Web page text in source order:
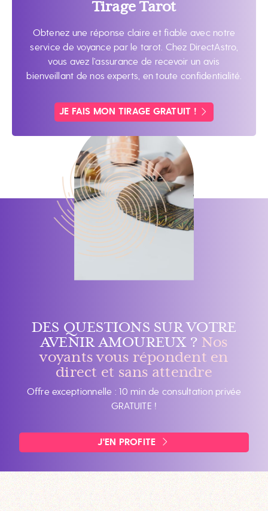
Tirage Tarot
Obtenez une réponse claire et fiable avec notre
service de voyance par le tarot. Chez DirectAstro,
vous avez l’assurance de recevoir un avis
bienveillant de nos experts, en toute confidentialité.
JE FAIS MON TIRAGE GRATUIT !
DES QUESTIONS SUR VOTRE
AVENIR AMOUREUX ? Nos
voyants vous répondent en
direct et sans attendre
Offre exceptionnelle : 10 min de consultation privée
GRATUITE !
J'EN PROFITE